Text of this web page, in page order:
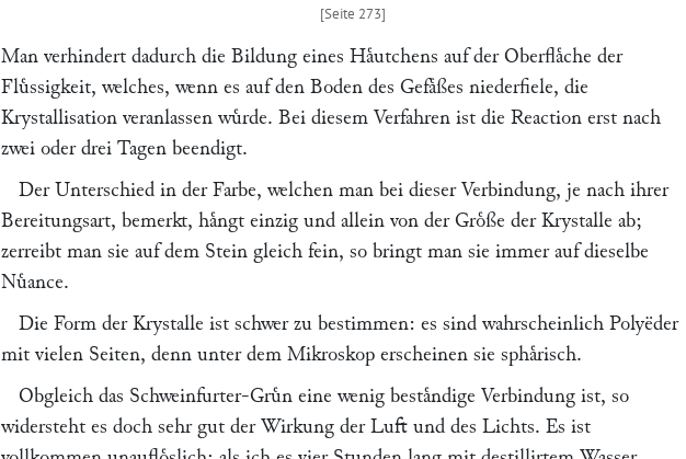
Man verhindert dadurch die Bildung eines Haͤutchens auf der Oberflaͤche der
Fluͤssigkeit, welches, wenn es auf den Boden des Gefaͤßes niederfiele, die
Krystallisation veranlassen wuͤrde. Bei diesem Verfahren ist die Reaction erst nach
zwei oder drei Tagen beendigt.
Der Unterschied in der Farbe, welchen man bei dieser Verbindung, je nach ihrer
Bereitungsart, bemerkt, haͤngt einzig und allein von der Groͤße der Krystalle ab;
zerreibt man sie auf dem Stein gleich fein, so bringt man sie immer auf dieselbe
Nuͤance.
Die Form der Krystalle ist schwer zu bestimmen: es sind wahrscheinlich Polyëder
mit vielen Seiten, denn unter dem Mikroskop erscheinen sie sphaͤrisch.
Obgleich das Schweinfurter-Gruͤn eine wenig bestaͤndige Verbindung ist, so
widersteht es doch sehr gut der Wirkung der Luft und des Lichts. Es ist